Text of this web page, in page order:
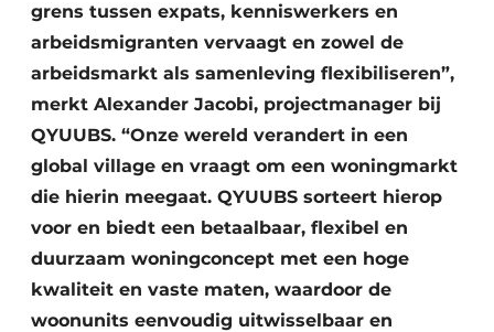
grens tussen expats, kenniswerkers en
arbeidsmigranten vervaagt en zowel de
arbeidsmarkt als samenleving flexibiliseren”,
merkt Alexander Jacobi, projectmanager bij
QYUUBS. “Onze wereld verandert in een
global village en vraagt om een woningmarkt
die hierin meegaat. QYUUBS sorteert hierop
voor en biedt een betaalbaar, flexibel en
duurzaam woningconcept met een hoge
kwaliteit en vaste maten, waardoor de
woonunits eenvoudig uitwisselbaar en